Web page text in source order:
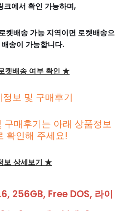
크에서 확인 가능하며,
켓배송 가능 지역이면 로켓배송으
송이 가능합니다.
켓배송 여부 확인 ★
보 및 구매후기
구매후기는 아래 상품정보
확인해 주세요!
보 상세보기 ★
256GB, Free DOS, 라이